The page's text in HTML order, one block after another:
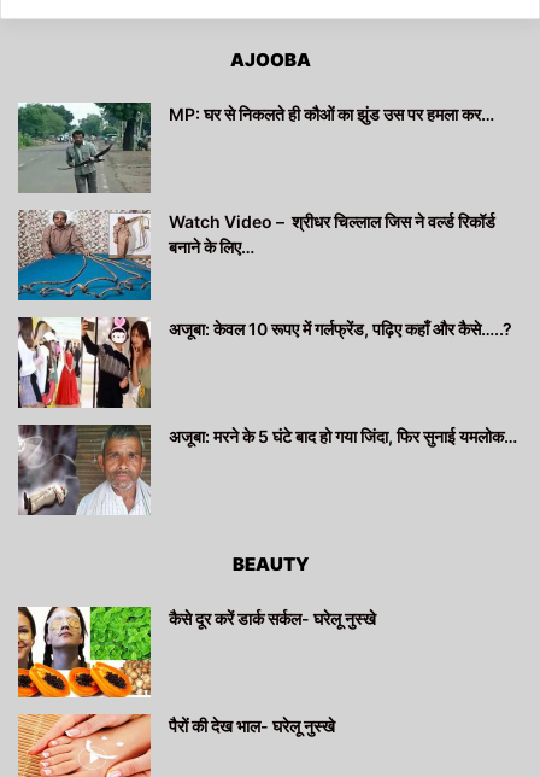
AJOOBA
MP: घर से निकलते ही कौओं का झुंड उस पर हमला कर…
Watch Video – श्रीधर चिल्लाल जिस ने वर्ल्ड रिकॉर्ड
बनाने के लिए…
अजूबा: केवल 10 रूपए में गर्लफ्रेंड, पढ़िए कहाँ और कैसे…..?
अजूबा: मरने के 5 घंटे बाद हो गया जिंदा, फिर सुनाई यमलोक…
BEAUTY
कैसे दूर करें डार्क सर्कल- घरेलू नुस्खे
पैरों की देख भाल- घरेलू नुस्खे